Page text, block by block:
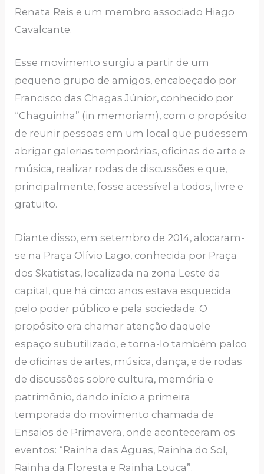
Renata Reis e um membro associado Hiago
Cavalcante.
Esse movimento surgiu a partir de um
pequeno grupo de amigos, encabeçado por
Francisco das Chagas Júnior, conhecido por
“Chaguinha” (in memoriam), com o propósito
de reunir pessoas em um local que pudessem
abrigar galerias temporárias, oficinas de arte e
música, realizar rodas de discussões e que,
principalmente, fosse acessível a todos, livre e
gratuito.
Diante disso, em setembro de 2014, alocaram-
se na Praça Olívio Lago, conhecida por Praça
dos Skatistas, localizada na zona Leste da
capital, que há cinco anos estava esquecida
pelo poder público e pela sociedade. O
propósito era chamar atenção daquele
espaço subutilizado, e torna-lo também palco
de oficinas de artes, música, dança, e de rodas
de discussões sobre cultura, memória e
patrimônio, dando início a primeira
temporada do movimento chamada de
Ensaios de Primavera, onde aconteceram os
eventos: “Rainha das Águas, Rainha do Sol,
Rainha da Floresta e Rainha Louca”.